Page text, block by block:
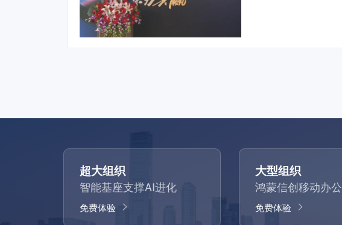
超大组织
智能基座支撑AI进化
免费体验
大型组织
鸿蒙信创移动办公
免费体验